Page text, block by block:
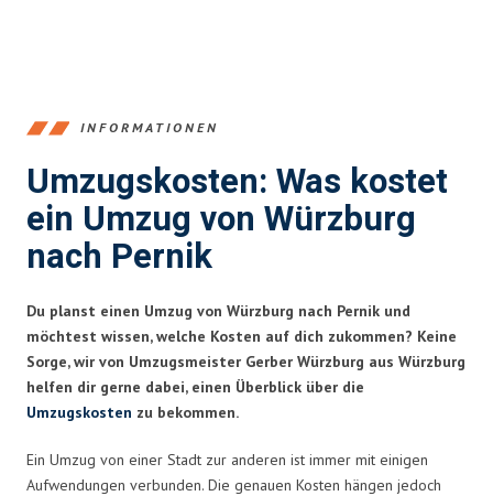
INFORMATIONEN
Umzugskosten: Was kostet
ein Umzug von Würzburg
nach Pernik
Du planst einen Umzug von Würzburg nach Pernik und
möchtest wissen, welche Kosten auf dich zukommen? Keine
Sorge, wir von Umzugsmeister Gerber Würzburg aus Würzburg
helfen dir gerne dabei, einen Überblick über die
Umzugskosten zu bekommen.
Ein Umzug von einer Stadt zur anderen ist immer mit einigen
Aufwendungen verbunden. Die genauen Kosten hängen jedoch